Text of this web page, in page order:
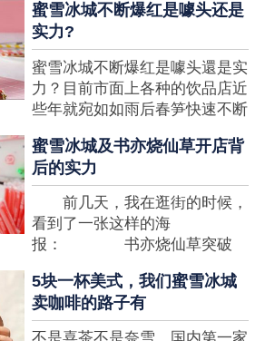
想要排长队，为的便是那一杯令
人挂念的蜜雪冰城。顾客喜爱的
商品，投资者为什么会看不见在
其中的创业商机呢?许多投资者
都会了解我开一家蜜雪冰城要多
少钱?....
蜜雪冰城不断爆红是噱头还是
实力?
蜜雪冰城不断爆红是噱头還是实
力？目前市面上各种的饮品店近
些年就宛如如雨后春笋快速不断
有运营不小心便会被取代，由于
受年青人的喜爱，再加全国人民
的经济发展水准提升，奶茶饮品
行业发展趋势快速，因此 这一
制造行业有着十分....
蜜雪冰城及书亦烧仙草开店背
后的实力
前几天，我在逛街的时候，
看到了一张这样的海
报： 书亦烧仙草突破
了，这个连名字都没怎么听过的
奶茶店，怎么就悄咪咪地开了这
么多家了？ 也许大家对
5块一杯美式，我们蜜雪冰城
卖咖啡的路子有